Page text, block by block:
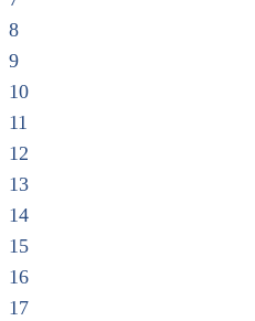
8
9
10
11
12
13
14
15
16
17